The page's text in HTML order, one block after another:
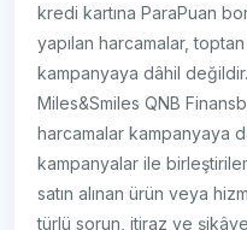
kredi kartına ParaPuan
yapılan harcamalar,
kampanyaya dâhil
Miles&Smiles QNB
harcamalar kampanyaya
kampanyalar ile
satın alınan ürün veya
türlü sorun, itiraz ve